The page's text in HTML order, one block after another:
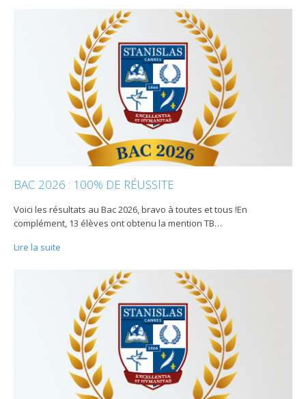
BAC 2026 : 100% DE RÉUSSITE
Voici les résultats au Bac 2026, bravo à toutes et tous !En
complément, 13 élèves ont obtenu la mention TB…
Lire la suite